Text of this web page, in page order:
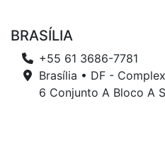
BRASÍLIA
+55 61 3686-7781
Brasília • DF -
6 Conjunto A Bloco A